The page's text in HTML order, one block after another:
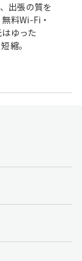
出張の質を
料Wi-Fi・
ゆった
縮。